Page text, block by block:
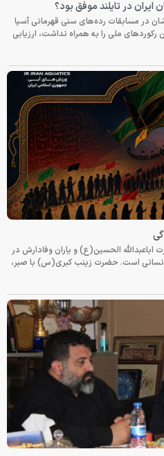
در تایلند موفق بود؟
در مسابقات رده‌های سنی قهرمانی آسیا
رکوردهای ملی را به همراه نداشت، ارزیابی
الحسین(ع) و یاران وفادارش در
است. حضرت زینب کبری(س) با صبر،